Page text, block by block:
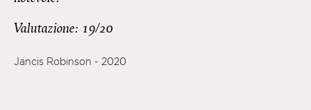
Valutazione: 19/20
Jancis Robinson - 2020